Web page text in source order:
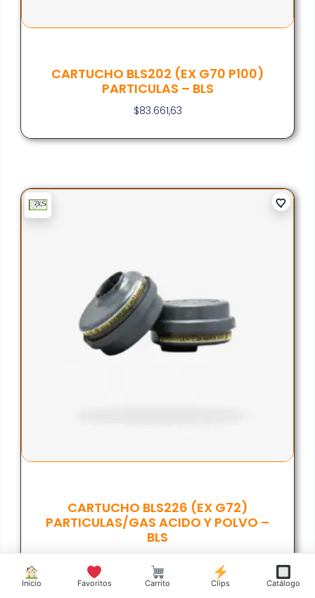
CARTUCHO BLS202 (EX G70 P100)
PARTICULAS – BLS
$83.661,63
CARTUCHO BLS226 (EX G72)
PARTICULAS/GAS ACIDO Y POLVO –
BLS
Inicio Favoritos Carrito Clips Catálogo